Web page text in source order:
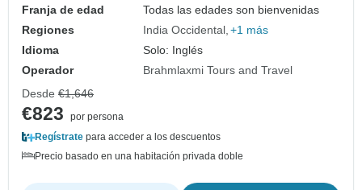
Franja de edad
Todas las edades son bienvenidas
Regiones
India Occidental +1 más
Idioma
Solo: Inglés
Operador
Brahmlaxmi Tours and Travel
Desde €1,646
€823
por persona
Regístrate para acceder a los descuentos
Precio basado en una habitación privada doble